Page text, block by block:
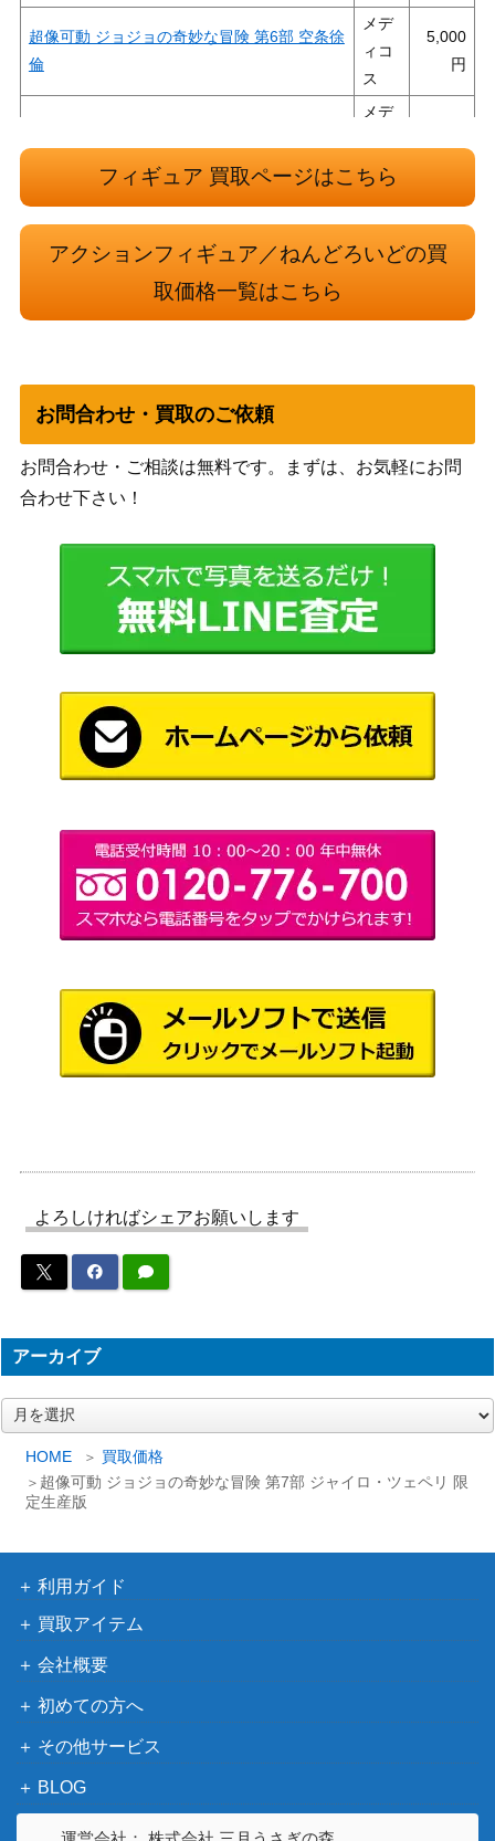
HOME
買取価格
超像可動 ジョジョの奇妙な冒険 第7部 ジャイロ・ツェペリ 限
定生産版
超像可動 ジョジョの奇妙な冒険 第6部 空条徐
倫
メデ
ィコ
ス
5,000
ロ・ツェペリ 限定生産版
メデ
ス
ゴ・ブランドー 限定特典つき
ィコ
ス
超像可動 ジョジョの奇妙な冒険 第3部 空条承
超像可動 ジョジョの奇妙な冒険 第7部 ジョニ
ィ・ジョースター 限定特典つき
7,000
超像可動 ジョジョの奇妙な冒険 第3部 スター
プラチナ・サード
メデ
6,000
フィギュア 買取ページはこちら
アクションフィギュア／ねんどろいどの買
取価格一覧はこちら
お問合わせ・買取のご依頼
お問合わせ・ご相談は無料です。まずは、お気軽にお問
合わせ下さい！
よろしければシェアお願いします
アーカイブ
ー
利用ガイド
買取アイテム
会社概要
初めての方へ
その他サービス
BLOG